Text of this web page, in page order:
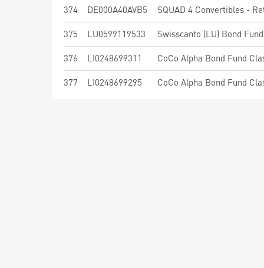
374 DE000A40AVB5 SQUAD 4 Convertibles -
375 LU0599119533 Swisscanto (LU) Bond
376 LI0248699311 CoCo Alpha Bond Fund
377 LI0248699295 CoCo Alpha Bond Fund